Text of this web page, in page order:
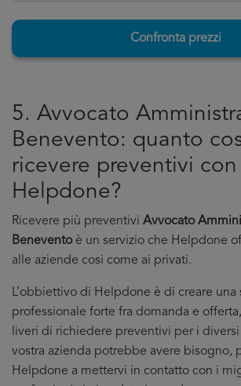
Confronta prezzi
5. Avvocato
Benevento: quanto
ricevere preventivi con
Helpdone?
Ricevere più preventivi Avvocato
Beneventoè un servizio che Helpdone
alle aziende cosi come ai privati.
L’obbiettivo di Helpdone è di creare una
professionale forte fra domanda e
liveri di richiedere preventivi per i
vostra azienda potrebbe avere bisogno,
Helpdone a mettervi in contatto con i